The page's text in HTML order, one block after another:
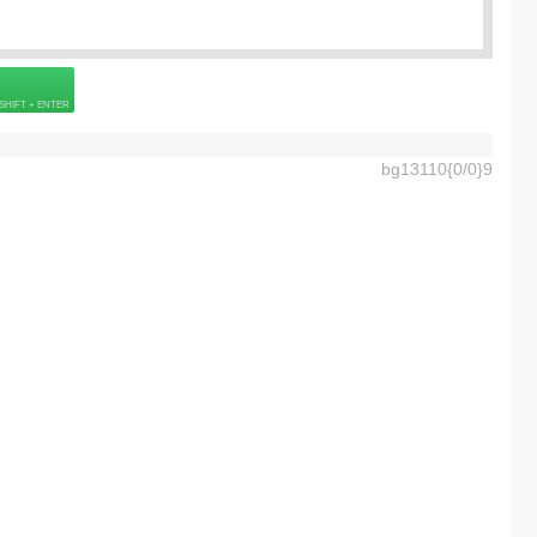
[0-99] =125.0EURПодробнее о визе
bg13110{0/0}9